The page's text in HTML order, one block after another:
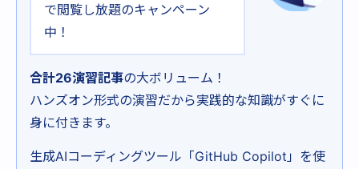
で閲覧し放題のキャンペーン
中！
合計26演習記事の大ボリューム！
ハンズオン形式の演習だから実践的な知識がすぐに
身に付きます。
生成AIコーディングツール「GitHub Copilot」を使